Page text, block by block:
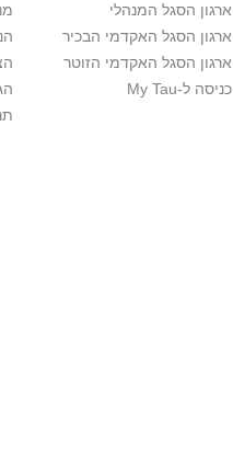
ארגון הסגל המנהלי
ארגון הסגל האקדמי הבכיר
ארגון הסגל האקדמי הזוטר
כניסה ל-My Tau